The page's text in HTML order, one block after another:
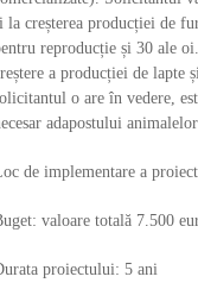
la creșterea producției de
reproducție și 30 ale
a producției de lapte
o are în vedere,
adapostului animalelor
de implementare a
valoare totală 7.500
proiectului: 5 ani